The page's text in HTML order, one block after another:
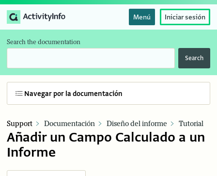
Menú Iniciar sesión
Search the documentation
Search
Navegar por la documentación
Support Documentación Diseño del informe Tutorial
Añadir un Campo Calculado a un
Informe